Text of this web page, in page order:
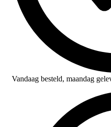
Vandaag besteld, maandag